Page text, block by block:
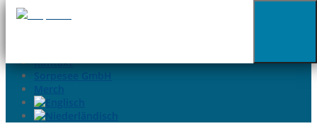
02935-9699015
Kontakt
Sorpesee GmbH
Merch